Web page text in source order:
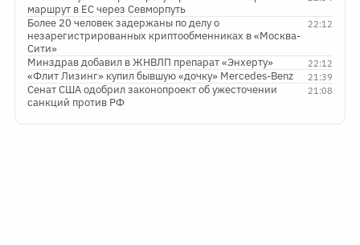
маршрут в ЕС через Севморпуть
22:12
Более 20 человек задержаны по делу о
незарегистрированных криптообменниках в «Москва-
Сити»
22:12
Минздрав добавил в ЖНВЛП препарат «Энхерту»
21:39
«Флит Лизинг» купил бывшую «дочку» Mercedes-Benz
21:08
Сенат США одобрил законопроект об ужесточении
санкций против РФ